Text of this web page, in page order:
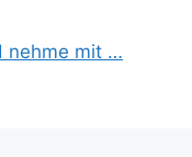
nehme mit …